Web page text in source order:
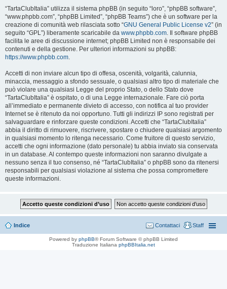
“TartaClubItalia” utilizza il sistema phpBB (in seguito “loro”, “phpBB software”,
“www.phpbb.com”, “phpBB Limited”, “phpBB Teams”) che è un software per la
creazione di comunità web rilasciata sotto “GNU General Public License v2” (in
seguito “GPL”) liberamente scaricabile da www.phpbb.com. Il software phpBB
facilita le aree di discussione internet; phpBB Limited non è responsabile dei
contenuti e della gestione. Per ulteriori informazioni su phpBB:
https://www.phpbb.com.
Accetti di non inviare alcun tipo di offesa, oscenità, volgarità, calunnia,
minaccia, messaggio a sfondo sessuale, o qualsiasi altro tipo di materiale che
può violare una qualsiasi Legge del proprio Stato, o dello Stato dove
“TartaClubItalia” è ospitato, o di una Legge internazionale. Fare ciò porta
all’immediato e permanente divieto di accesso, con notifica al tuo provider
Internet se è ritenuto da noi opportuno. Tutti gli indirizzi IP sono registrati per
salvaguardare e rinforzare queste condizioni. Accetti che “TartaClubItalia”
abbia il diritto di rimuovere, riscrivere, spostare o chiudere qualsiasi argomento
in qualsiasi momento lo ritenga necessario. Come fruitore di questo servizio,
accetti che ogni informazione (dato personale) tu abbia inviato sia conservata
in un database. Al contempo queste informazioni non saranno divulgate a
nessuno senza il tuo consenso, né “TartaClubItalia” o phpBB sono da ritenersi
responsabili per qualsiasi violazione al sistema che possa compromettere
queste informazioni.
Indice Staff
Contattaci
Powered by phpBB® Forum Software © phpBB Limited
Traduzione Italiana phpBBItalia.net